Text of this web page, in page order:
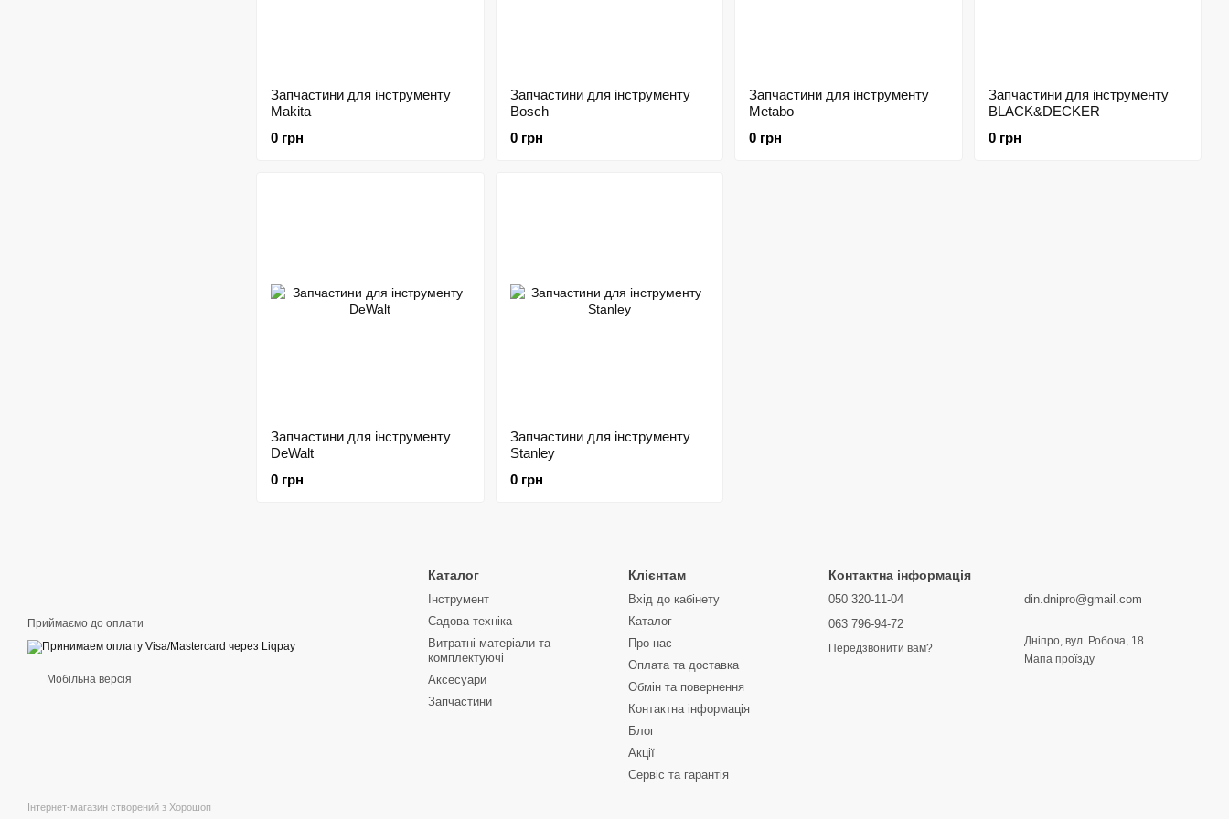
Запчастини для інструменту
Makita
0 грн
Запчастини для інструменту
Bosch
0 грн
Запчастини для інструменту
Metabo
0 грн
Запчастини для інструменту
BLACK&DECKER
0 грн
Запчастини для інструменту
DeWalt
0 грн
Запчастини для інструменту
Stanley
0 грн
Приймаємо до оплати
Мобільна версія
Інтернет-магазин створений з Хорошоп
Каталог
Інструмент
Садова техніка
Витратні матеріали та
комплектуючі
Аксесуари
Запчастини
Клієнтам
Вхід до кабінету
Каталог
Про нас
Оплата та доставка
Обмін та повернення
Контактна інформація
Блог
Акції
Сервіс та гарантія
Контактна інформація
050 320-11-04
063 796-94-72
Передзвонити вам?
din.dnipro@gmail.com
Дніпро, вул. Робоча, 18
Мапа проїзду